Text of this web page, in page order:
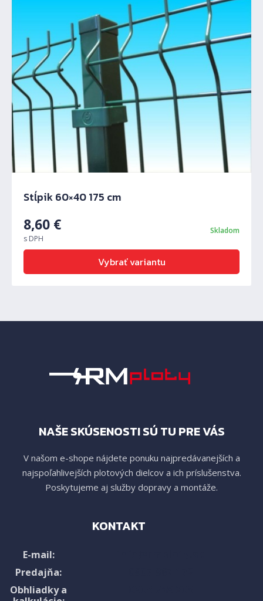
Stĺpik 60×40 175 cm
8,60 €
s DPH
Skladom
Vybrať variantu
NAŠE SKÚSENOSTI SÚ TU PRE VÁS
V našom e-shope nájdete ponuku najpredávanejších a
najspoľahlivejších plotových dielcov a ich príslušenstva.
Poskytujeme aj služby dopravy a montáže.
KONTAKT
E-mail:
Predajňa:
Obhliadky a